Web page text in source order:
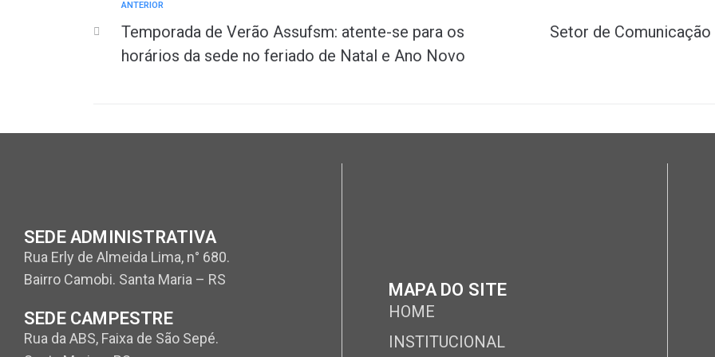
ANTERIOR
Temporada de Verão Assufsm: atente-se para os
horários da sede no feriado de Natal e Ano Novo
Setor de
SEDE ADMINISTRATIVA
Rua Erly de Almeida Lima, n° 680.
Bairro Camobi. Santa Maria – RS
SEDE CAMPESTRE
Rua da ABS, Faixa de São Sepé.
MAPA DO SITE
HOME
INSTITUCIONAL